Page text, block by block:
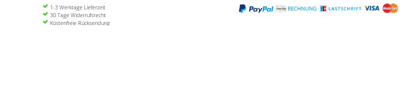
1-3 Werktage Lieferzeit
30 Tage Widerrufsrecht
Kostenfreie Rücksendung